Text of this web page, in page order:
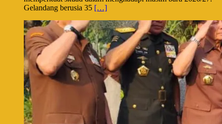
Gelandang berusia 35 […]